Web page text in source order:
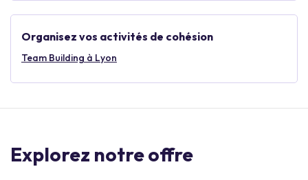
Organisez vos activités de cohésion
Team Building à Lyon
Explorez notre offre